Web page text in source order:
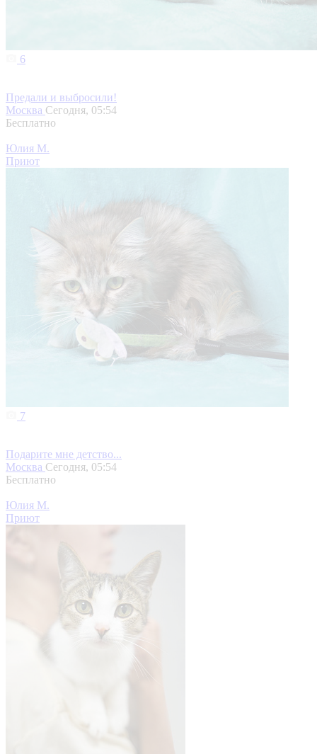
6
Предали и выбросили!
Москва Сегодня, 05:54
Бесплатно
Юлия М.
Приют
7
Подарите мне детство...
Москва Сегодня, 05:54
Бесплатно
Юлия М.
Приют